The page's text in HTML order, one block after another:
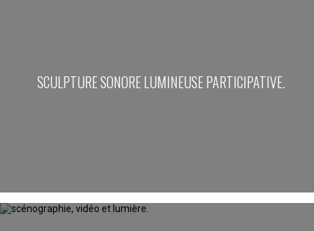
SCULPTURE SONORE LUMINEUSE PARTICIPATIVE.